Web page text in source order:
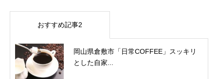
おすすめ記事2
岡山県倉敷市「日常COFFEE」スッキリ
とした自家...